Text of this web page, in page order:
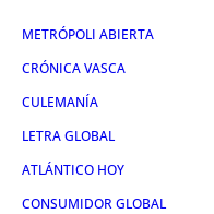
METRÓPOLI ABIERTA
CRÓNICA VASCA
CULEMANÍA
LETRA GLOBAL
ATLÁNTICO HOY
CONSUMIDOR GLOBAL